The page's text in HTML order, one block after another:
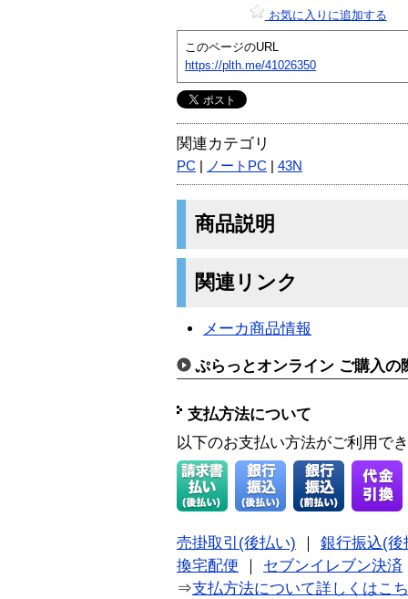
お気に入りに追加する
このページのURL
https://plth.me/41026350
関連カテゴリ
PC ノートPC 43N
商品説明
関連リンク
メーカ商品情報
ぷらっとオンライン ご購入の
支払方法について
以下のお支払い方法がご利用で
売掛取引(後払い)
銀行振込(後
換宅配便
セブンイレブン決済
⇒支払方法について詳しくはこ